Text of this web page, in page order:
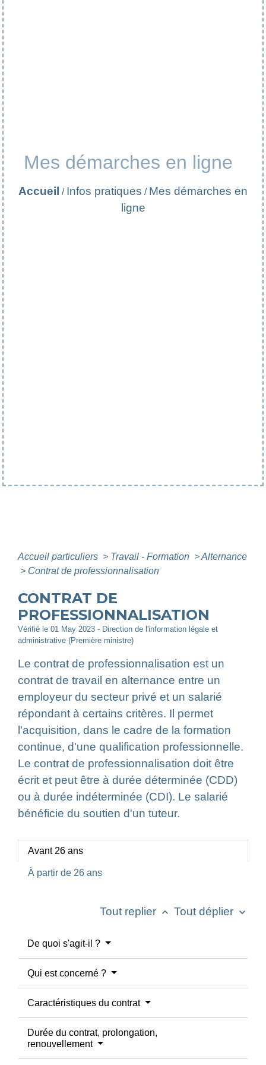
Mes démarches en ligne
Accueil / Infos pratiques / Mes démarches en
ligne
Accueil particuliers > Travail - Formation >Alternance
> Contrat de professionnalisation
CONTRAT DE
PROFESSIONNALISATION
Vérifié le 01 May 2023 - Direction de l'information légale et
administrative (Première ministre)
Le contrat de professionnalisation est un
contrat de travail en alternance entre un
employeur du secteur privé et un salarié
répondant à certains critères. Il permet
l'acquisition, dans le cadre de la formation
continue, d'une qualification professionnelle.
Le contrat de professionnalisation doit être
écrit et peut être à durée déterminée (CDD)
ou à durée indéterminée (CDI). Le salarié
bénéficie du soutien d'un tuteur.
Avant 26 ans
À partir de 26 ans
Tout replier keyboard_arrow_up Tout déplier keyboard_arrow_down
De quoi s'agit-il ?
Qui est concerné ?
Caractéristiques du contrat
Durée du contrat, prolongation,
renouvellement